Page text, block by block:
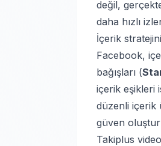
değil,
daha hızlı
İçerik
Facebook,
bağışları (
içerik eşikleri
düzenli içerik
güven
Takiplus